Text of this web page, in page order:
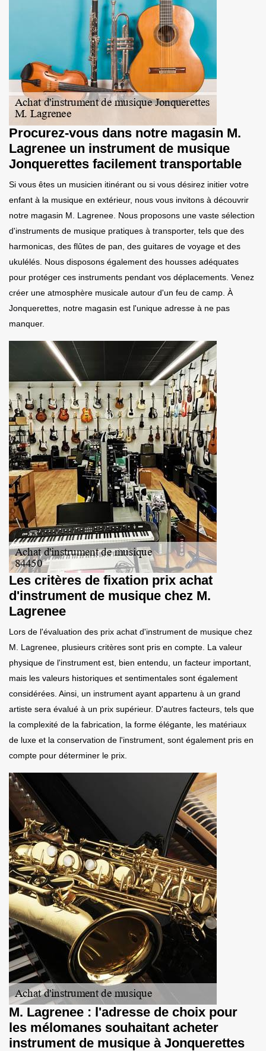
Procurez-vous dans notre magasin M.
Lagrenee un instrument de musique
Jonquerettes facilement transportable
Si vous êtes un musicien itinérant ou si vous désirez initier votre
enfant à la musique en extérieur, nous vous invitons à découvrir
notre magasin M. Lagrenee. Nous proposons une vaste sélection
d'instruments de musique pratiques à transporter, tels que des
harmonicas, des flûtes de pan, des guitares de voyage et des
ukulélés. Nous disposons également des housses adéquates
pour protéger ces instruments pendant vos déplacements. Venez
créer une atmosphère musicale autour d'un feu de camp. À
Jonquerettes, notre magasin est l'unique adresse à ne pas
manquer.
Les critères de fixation prix achat
d'instrument de musique chez M.
Lagrenee
Lors de l'évaluation des prix achat d'instrument de musique chez
M. Lagrenee, plusieurs critères sont pris en compte. La valeur
physique de l'instrument est, bien entendu, un facteur important,
mais les valeurs historiques et sentimentales sont également
considérées. Ainsi, un instrument ayant appartenu à un grand
artiste sera évalué à un prix supérieur. D'autres facteurs, tels que
la complexité de la fabrication, la forme élégante, les matériaux
de luxe et la conservation de l'instrument, sont également pris en
compte pour déterminer le prix.
M. Lagrenee : l'adresse de choix pour
les mélomanes souhaitant acheter
instrument de musique à Jonquerettes